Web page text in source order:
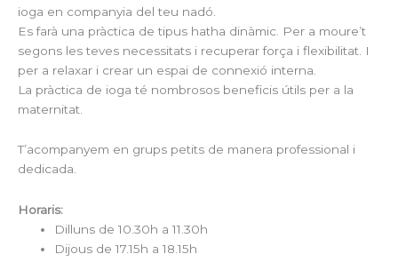
ioga en companyia del teu nadó.
Es farà una pràctica de tipus hatha dinàmic. Per a moure’t
segons les teves necessitats i recuperar força i flexibilitat. I
per a relaxar i crear un espai de connexió interna.
La pràctica de ioga té nombrosos beneficis útils per a la
maternitat.
T’acompanyem en grups petits de manera professional i
dedicada.
Horaris:
Dilluns de 10.30h a 11.30h
Dijous de 17.15h a 18.15h